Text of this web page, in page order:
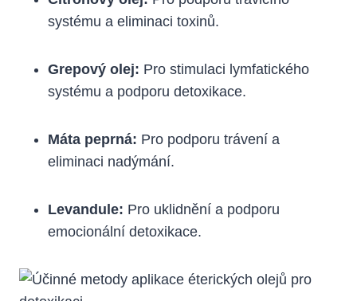
systému a eliminaci toxinů.
Grepový olej: Pro stimulaci lymfatického
systému a podporu detoxikace.
Máta peprná: Pro podporu trávení a
eliminaci nadýmání.
Levandule: Pro uklidnění a podporu
emocionální detoxikace.